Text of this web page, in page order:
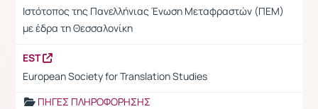
Ιστότοπος της Πανελλήνιας Ένωση Μεταφραστών (ΠΕΜ)
με έδρα τη Θεσσαλονίκη
EST
European Society for Translation Studies
ΠΗΓΕΣ ΠΛΗΡΟΦΟΡΗΣΗΣ